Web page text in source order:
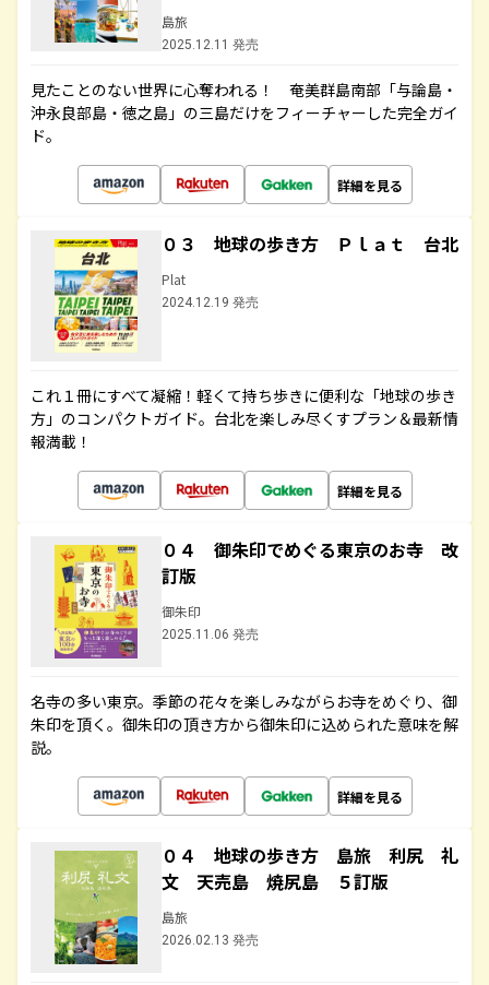
島旅
2025.12.11 発売
見たことのない世界に心奪われる！ 奄美群島南部「与論島・
沖永良部島・徳之島」の三島だけをフィーチャーした完全ガイ
ド。
詳細を見る
０３ 地球の歩き方 Ｐｌａｔ 台北
Plat
2024.12.19 発売
これ１冊にすべて凝縮！軽くて持ち歩きに便利な「地球の歩き
方」のコンパクトガイド。台北を楽しみ尽くすプラン＆最新情
報満載！
詳細を見る
０４ 御朱印でめぐる東京のお寺 改
訂版
御朱印
2025.11.06 発売
名寺の多い東京。季節の花々を楽しみながらお寺をめぐり、御
朱印を頂く。御朱印の頂き方から御朱印に込められた意味を解
説。
詳細を見る
０４ 地球の歩き方 島旅 利尻 礼
文 天売島 焼尻島 ５訂版
島旅
2026.02.13 発売